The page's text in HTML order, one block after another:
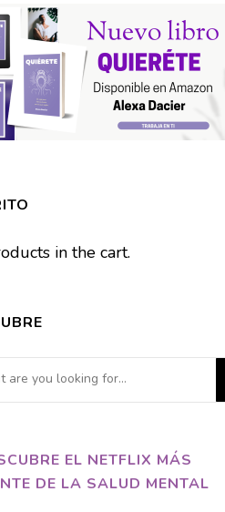
in the cart.
EL NETFLIX MÁS
DE LA SALUD MENTAL